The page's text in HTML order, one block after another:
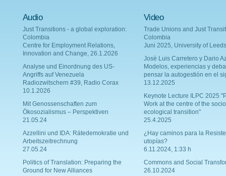
Audio
Just Transitions - a global exploration:
Colombia
Centre for Employment Relations,
Innovation and Change, 26.1.2026
Analyse und Einordnung des US-
Angriffs auf Venezuela
Radiozwitschern #39, Radio Corax
10.1.2026
Mit Genossenschaften zum
Ökosozialismus – Perspektiven
21.05.24
Azzellini und IDA: Rätedemokratie und
Arbeitszeitrechnung
27.05.24
Politics of Translation: Preparing the
Ground for New Alliances
Video
Trade Unions and Just
Colombia
Juni 2025, University of Leeds
Josè Luis Carretero y Dario
Modelos, experiencias y
pensar la autogestión en el
13.12.2025
Keynote Lecture ILPC 2025
Work at the centre of the
ecological transition"
25.4.2025
¿Hay caminos para la
utopías?
6.11.2024, 1:33 h
Commons and Social
26.10.2024